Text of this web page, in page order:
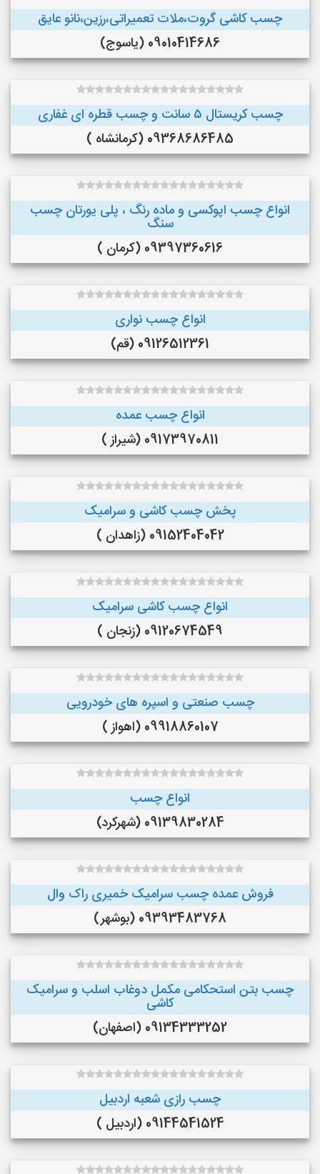
چسب کاشی گروت،ملات تعمیراتی،رزین،نانو عایق
09010414686 (یاسوج)
چسب کریستال ۵ سانت و چسب قطره ای غفاری
09368686485 (کرمانشاه )
انواع چسب اپوکسی و ماده رنگ ، پلی یورتان چسب
سنگ
09397360616 (کرمان )
انواع چسب نواری
09126512361 (قم)
انواع چسب عمده
09173970811 (شیراز )
پخش چسب کاشی و سرامیک
09152404042 (زاهدان )
انواع چسب کاشی سرامیک
09120674549 (زنجان )
چسب صنعتی و اسپره های خودرویی
09918860107 (اهواز )
انواع چسب
09139830284 (شهرکرد)
فروش عمده چسب سرامیک خمیری راک وال
09393483768 (بوشهر)
چسب بتن استحکامی مکمل دوغاب اسلب و سرامیک
کاشی
09134333252 (اصفهان)
چسب رازی شعبه اردبیل
09144541524 (اردبیل )